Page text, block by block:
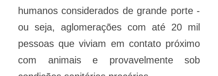
humanos considerados de grande porte -
ou seja, aglomerações com até 20 mil
pessoas que viviam em contato próximo
com animais e provavelmente sob